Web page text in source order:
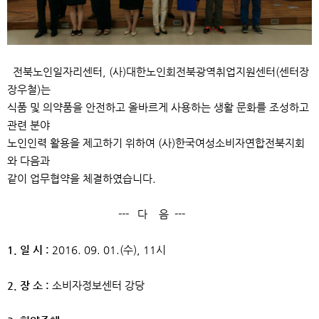
전북노인일자리센터, (사)대한노인회전북광역취업지원센터(센터장
장우철)는
식품 및 의약품을 안전하고 올바르게 사용하는 생활 문화를 조성하고
관련 분야
노인인력 활용을 제고하기 위하여 (사)한국여성소비자연합전북지회
와 다음과
같이 업무협약을 체결하였습니다.
--- 다 음 ---
1. 일 시 : 2016. 09. 01.(수), 11시
2. 장 소 : 소비자정보센터 강당